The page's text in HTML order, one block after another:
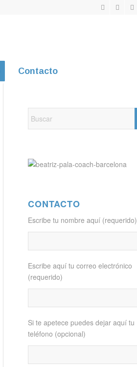
Contacto
CONTACTO
Escribe tu nombre aquí (requerido)
Escribe aquí tu correo electrónico
(requerido)
Si te apetece puedes dejar aquí tu
teléfono (opcional)